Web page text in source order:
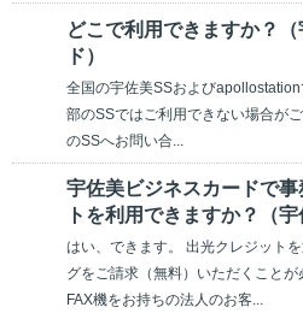
どこで利用できますか？
ド）
全国の宇佐美SSおよび
部のSSではご利用できない場合が
のSSへお問い合...
宇佐美ビジネスカードで
トを利用できますか？（
はい、できます。 出光クレジット
グをご請求（無料）いただくこと
FAX機をお持ちの法人のお客...